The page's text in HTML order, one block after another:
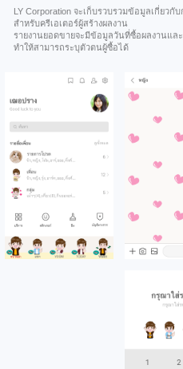
LY Corporation จะเก็บรวบรวมข้อมูลเกี่ยว
สำหรับครีเอเตอร์ผู้สร้างผลงาน
รายงานยอดขายจะมีข้อมูลวันที่ซื้อผลงานแล
ทำให้สามารถระบุตัวตนผู้ซื้อได้